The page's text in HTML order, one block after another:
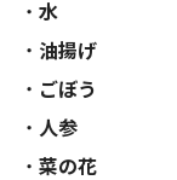
水
油揚げ
ごぼう
人参
菜の花